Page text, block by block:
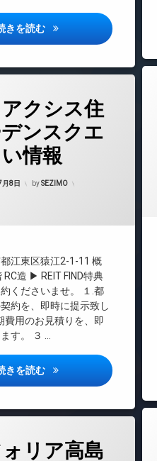
しい情報
きを読む パークシティ中野ザタ
クシス住
ンスクエ
情報
8日 bySEZIMO
江東区猿江2-1-11 概
造 ▶ REIT FIND特典
くださいませ。 １.都
約を、即時に提示致し
費用のお見積りを、即
す。 ３ …
きを読む パークアクシス住吉ガ
ション
リア高島